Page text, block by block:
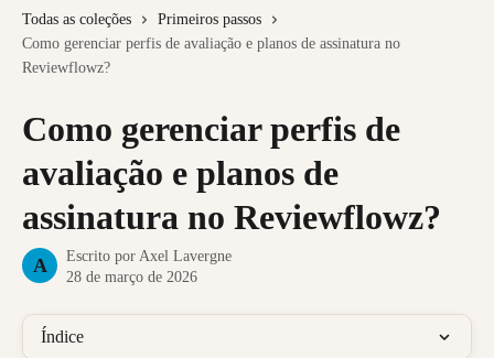
Todas as coleções
Primeiros passos
Como gerenciar perfis de avaliação e planos de assinatura no
Reviewflowz?
Como gerenciar perfis de
avaliação e planos de
assinatura no Reviewflowz?
A Escrito por Axel Lavergne
28 de março de 2026
Índice